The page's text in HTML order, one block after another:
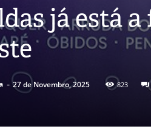
já está
- 27 de Novembro, 2025 823